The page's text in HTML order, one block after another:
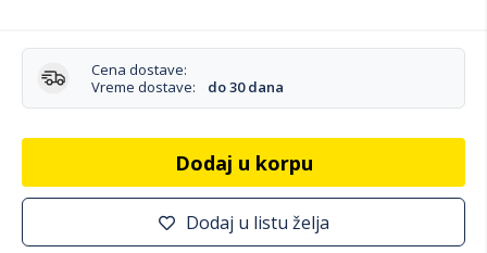
Cena dostave:
Vreme dostave:
do 30 dana
Dodaj u korpu
Dodaj u listu želja